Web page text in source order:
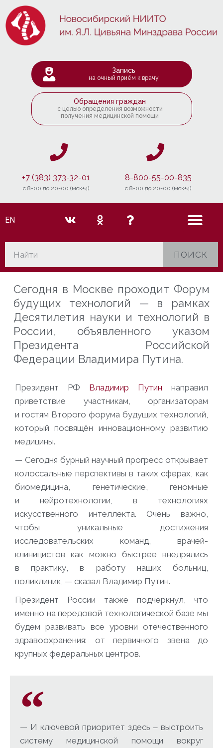
Запись
на очный приём к врачу
Обращения граждан
с целью определения возможности
получения медицинской помощи
+7 (383) 373-32-01
c 8-00 до 20-00 (мск+4)
8-800-55-00-835
c 8-00 до 20-00 (мск+4)
EN
ПОИСК
Сегодня в Москве проходит Форум
будущих технологий — в рамках
Десятилетия науки и технологий в
России, объявленного указом
Президента Российской
Федерации Владимира Путина.
Президент РФ Владимир Путин направил
приветствие участникам, организаторам
и гостям Второго форума будущих технологий,
который посвящён инновационному развитию
медицины.
— Сегодня бурный научный прогресс открывает
колоссальные перспективы в таких сферах, как
биомедицина, генетические, геномные
и нейротехнологии, в технологиях
искусственного интеллекта. Очень важно,
чтобы уникальные достижения
исследовательских команд, врачей-
клиницистов как можно быстрее внедрялись
в практику, в работу наших больниц,
поликлиник, — сказал Владимир Путин.
Президент России также подчеркнул, что
именно на передовой технологической базе мы
будем развивать все уровни отечественного
здравоохранения: от первичного звена до
крупных федеральных центров.
— И ключевой приоритет здесь ‒ выстроить
систему медицинской помощи вокруг